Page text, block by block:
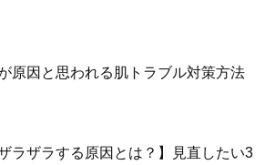
原因と思われる肌トラブル対策方法
ザラザラする原因とは？】見直したい3